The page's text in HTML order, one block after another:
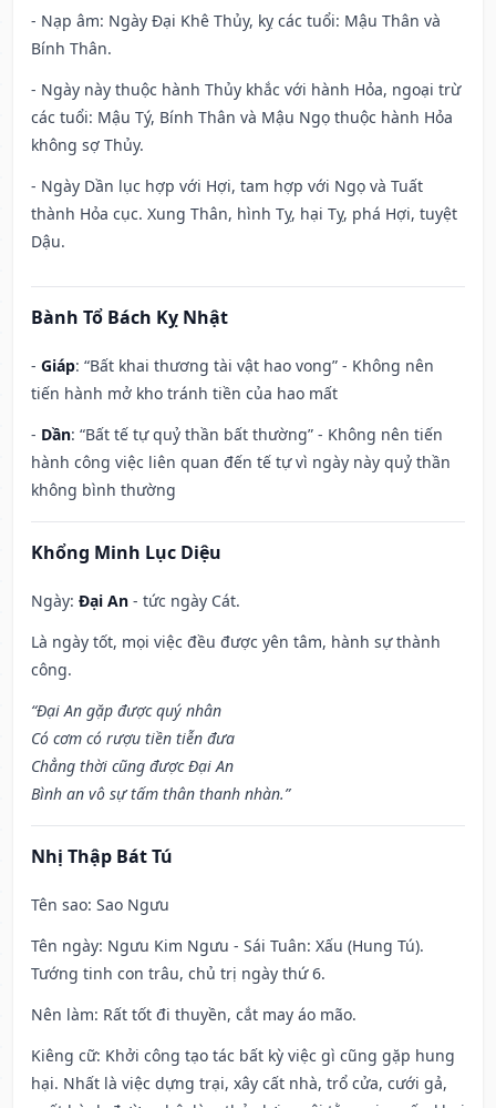
- Nạp âm: Ngày Đại Khê Thủy, kỵ các tuổi: Mậu Thân và
Bính Thân.
- Ngày này thuộc hành Thủy khắc với hành Hỏa, ngoại trừ
các tuổi: Mậu Tý, Bính Thân và Mậu Ngọ thuộc hành Hỏa
không sợ Thủy.
- Ngày Dần lục hợp với Hợi, tam hợp với Ngọ và Tuất
thành Hỏa cục. Xung Thân, hình Tỵ, hại Tỵ, phá Hợi, tuyệt
Dậu.
Bành Tổ Bách Kỵ Nhật
- Giáp: “Bất khai thương tài vật hao vong” - Không nên
tiến hành mở kho tránh tiền của hao mất
- Dần: “Bất tế tự quỷ thần bất thường” - Không nên tiến
hành công việc liên quan đến tế tự vì ngày này quỷ thần
không bình thường
Khổng Minh Lục Diệu
Ngày: Đại An - tức ngày Cát.
Là ngày tốt, mọi việc đều được yên tâm, hành sự thành
công.
“Đại An gặp được quý nhân
Có cơm có rượu tiền tiễn đưa
Chẳng thời cũng được Đại An
Bình an vô sự tấm thân thanh nhàn.”
Nhị Thập Bát Tú
Tên sao: Sao Ngưu
Tên ngày: Ngưu Kim Ngưu - Sái Tuân: Xấu (Hung Tú).
Tướng tinh con trâu, chủ trị ngày thứ 6.
Nên làm: Rất tốt đi thuyền, cắt may áo mão.
Kiêng cữ: Khởi công tạo tác bất kỳ việc gì cũng gặp hung
hại. Nhất là việc dựng trại, xây cất nhà, trổ cửa, cưới gả,